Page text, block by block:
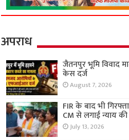
अपराध
जैतनपुर भूमि विवाद
केस दर्ज
August 7, 2026
FIR के बाद भी
CM से लगाई न्याय की
July 13, 2026